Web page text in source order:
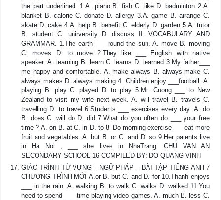
the part underlined. 1.A. piano B. fish C. like D. badminton 2.A.
blanket B. calorie C. donate D. allergy 3.A. game B. arrange C.
skate D. cake 4.A. help B. benefit C. elderly D. garden 5.A. tutor
B. student C. unirversity D. discuss II. VOCABULARY AND
GRAMMAR. 1.The earth ___ round the sun. A. move B. moving
C. moves D. to move 2.They like ___ English with native
speaker. A. learning B. learn C. learns D. learned 3.My father___
me happy and comfortable. A. make always B. always make C.
always makes D. always making 4. Children enjoy ___football. A.
playing B. play C. played D. to play 5.Mr .Cuong ___ to New
Zealand to visit my wife next week. A. will travel B. travels C.
travelling D. to travel 6.Students ___ exercises every day. A. do
B. does C. will do D. did 7.What do you often do ___ your free
time ? A. on B. at C. in D. to 8. Do morning exercise___ eat more
fruit and vegetables. A. but B. or C. and D. so 9.Her parents live
in Ha Noi , ___ she lives in NhaTrang. CHU VAN AN
SECONDARY SCHOOL 16 COMPILED BY: DO QUANG VINH
GIÁO TRÌNH TỪ VỰNG – NGỮ PHÁP – BÀI TẬP TIẾNG ANH 7
CHƯƠNG TRÌNH MỚI A.or B. but C. and D. for 10.Thanh enjoys
___ in the rain. A. walking B. to walk C. walks D. walked 11.You
need to spend ___ time playing video games. A. much B. less C.